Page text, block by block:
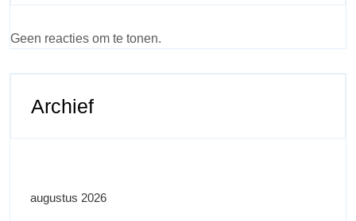
Geen reacties om te tonen.
Archief
augustus 2026